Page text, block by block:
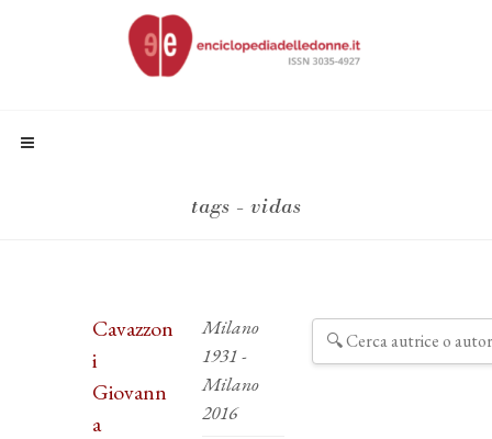
tags - vidas
Cavazzon
i
Giovann
a
Milano
1931 -
Milano
2016